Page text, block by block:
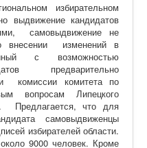
избирательном
выдвижение кандидатов
самовыдвижение не
внесении изменений в
с возможностью
предварительно
комиссии комитета по
вопросам Липецкого
Предлагается, что для
самовыдвиженцы
избирателей области.
9000 человек. Кроме